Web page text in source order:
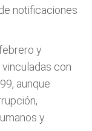
notificaciones
y
con
aunque
y